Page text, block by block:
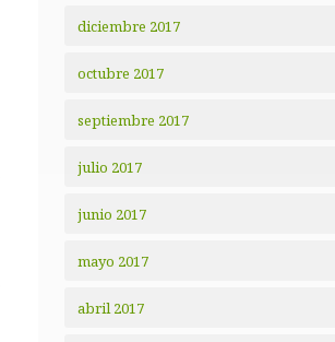
diciembre 2017
octubre 2017
septiembre 2017
julio 2017
junio 2017
mayo 2017
abril 2017